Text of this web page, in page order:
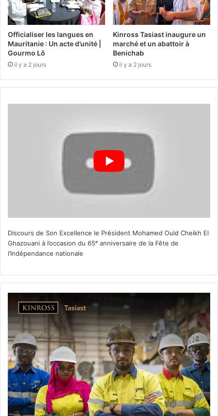
Officialiser les langues en
Mauritanie : Un acte d’unité |
Gourmo Lô
il y a 2 jours
Kinross Tasiast inaugure un
marché et un abattoir à
Benichab
il y a 2 jours
Discours de Son Excellence le Président Mohamed Ould Cheikh El
Ghazouani à l’occasion du 65ᵉ anniversaire de la Fête de
l’Indépendance nationale